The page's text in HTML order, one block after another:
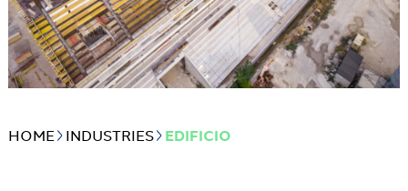
HOME INDUSTRIES EDIFICIO